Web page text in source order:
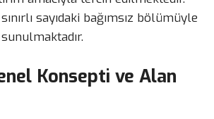
sayıdaki bağımsız bölümüyle
Konsepti ve Alan